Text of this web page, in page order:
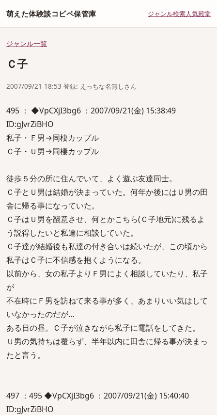
萌えた体験談コピペ保管庫 ジャンル検索人気殿堂
ジャンル一覧
Ｃ子
2007/09/21 18:53 登録: えっちな名無しさん
495 ： ◆VpCXjI3bg6 ：2007/09/21(金) 15:38:49
ID:gJvrZiBHO
私子・Ｆ男→同棲カップル
Ｃ子・Ｕ男→同棲カップル
徒歩５分の所に住んでいて、よく遊ぶ友達同士。
Ｃ子とＵ男は結婚が決まっていた。何年か後にはＵ男の田
舎に帰る事になっていた。
Ｃ子はＵ男を翻意させ、何とかこちら(Ｃ子地元)に残るよ
う説得したいと私達に相談していた。
Ｃ子達が結婚後も私達の付き合いは続いたが、この頃から
私子はＣ子に不信感を抱くようになる。
以前から、女の私子よりＦ男によく相談していたり、私子
が
不在時にＦ男を訪ねて来る事が多く、あまりいい気はして
いなかったのだが…
ある日の昼。Ｃ子が泣きながら私子に電話をしてきた。
Ｕ男の気持ちは覆らず、半年以内に田舎に帰る事が決まっ
たと言う。
497 ：495 ◆VpCXjI3bg6 ：2007/09/21(金) 15:40:40
ID:gJvrZiBHO